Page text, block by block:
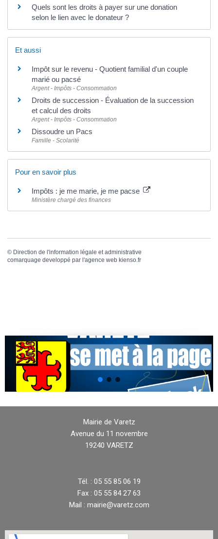
Quels sont les droits à payer sur une donation
selon le lien avec le donateur ?
Et aussi
Impôt sur le revenu - Quotient familial d'un couple
marié ou pacsé
Argent - Impôts - Consommation
Droits de succession - Évaluation de la succession
et calcul des droits
Argent - Impôts - Consommation
Dissoudre un Pacs
Famille - Scolarité
Pour en savoir plus
Impôts : je me marie, je me pacse
Ministère chargé des finances
© Direction de l'information légale et administrative
comarquage developpé par l'agence web kienso.fr
Mairie de Varetz
Avenue du 11 novembre
19240 VARETZ
Tél. : 05 55 85 06 19
Fax : 05 55 84 27 63
Mail : mairie@varetz.com